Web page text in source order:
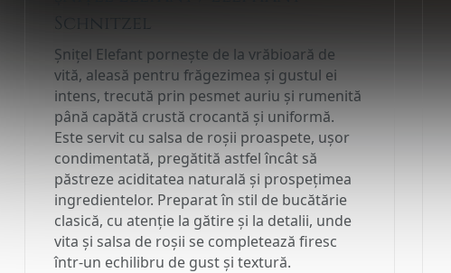
Schnitzel
Șnițel Elefant pornește de la vrăbioară de
vită, aleasă pentru frăgezimea și gustul ei
intens, trecută prin pesmet auriu și rumenită
până capătă crustă crocantă și uniformă.
Este servit cu salsa de roșii proaspete, ușor
condimentată, pregătită astfel încât să
păstreze aciditatea naturală și prospețimea
ingredientelor. Preparat în stil de bucătărie
clasică, cu atenție la gătire și la detalii, unde
vita și salsa de roșii se completează firesc
într-un echilibru de gust și textură.